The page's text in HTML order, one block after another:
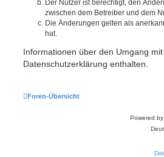
Der Nutzer ist berechtigt, den
zwischen dem Betreiber und dem
Die Änderungen gelten als
hat.
Informationen über den Umgang
Datenschutzerklärung enthalten.
Foren-Übersicht
Powered by